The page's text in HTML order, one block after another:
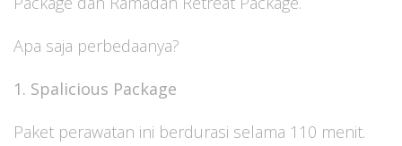
Apa saja perbedaanya?
1. Spalicious Package
Paket perawatan ini berdurasi selama 110 menit.